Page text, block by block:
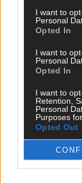
I want to
Personal
Opted In
I want to
Personal
Opted In
I want to
Retention,
Personal
Purposes
Opted Out
DARA
unser
Mai 2026